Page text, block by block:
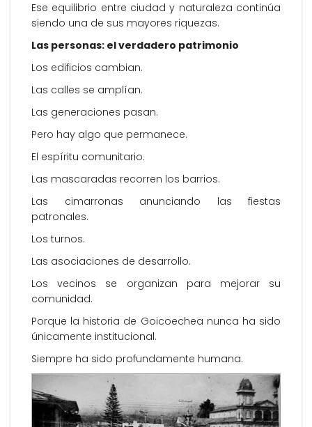
Ese equilibrio entre ciudad y naturaleza continúa
siendo una de sus mayores riquezas.
Las personas: el verdadero patrimonio
Los edificios cambian.
Las calles se amplían.
Las generaciones pasan.
Pero hay algo que permanece.
El espíritu comunitario.
Las mascaradas recorren los barrios.
Las cimarronas anunciando las fiestas
patronales.
Los turnos.
Las asociaciones de desarrollo.
Los vecinos se organizan para mejorar su
comunidad.
Porque la historia de Goicoechea nunca ha sido
únicamente institucional.
Siempre ha sido profundamente humana.